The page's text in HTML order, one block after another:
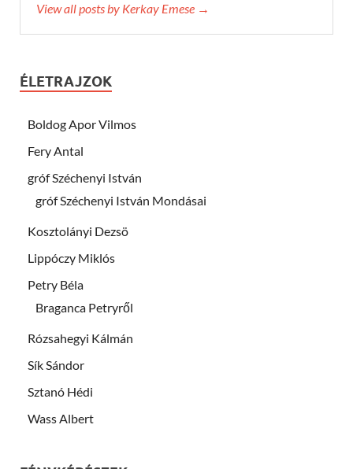
View all posts by Kerkay Emese →
ÉLETRAJZOK
Boldog Apor Vilmos
Fery Antal
gróf Széchenyi István
gróf Széchenyi István Mondásai
Kosztolányi Dezsö
Lippóczy Miklós
Petry Béla
Braganca Petryről
Rózsahegyi Kálmán
Sík Sándor
Sztanó Hédi
Wass Albert